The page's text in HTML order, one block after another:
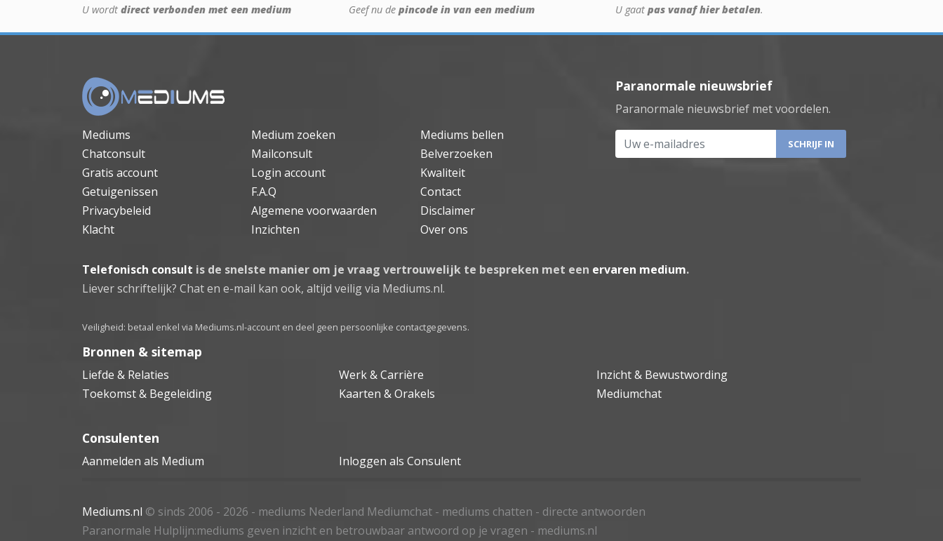
U wordt direct verbonden met een medium
Geef nu de pincode in van een medium
U gaat pas vanaf hier betalen.
Mediums Medium zoeken
Mediums bellen
Chatconsult
Mailconsult
Belverzoeken
Gratis account
Login account
Kwaliteit
Getuigenissen
F.A.Q
Contact
Privacybeleid
Algemene voorwaarden
Disclaimer
Klacht
Inzichten Over ons
Paranormale nieuwsbrief
Paranormale nieuwsbrief met voordelen.
Uw e-mailadres
Telefonisch consult is de snelste manier om je vraag vertrouwelijk te bespreken met een ervaren medium.
Liever schriftelijk? Chat en e-mail kan ook, altijd veilig via Mediums.nl.
Veiligheid: betaal enkel via Mediums.nl-account en deel geen persoonlijke contactgegevens.
Bronnen & sitemap
Liefde & Relaties Werk & Carrière
Inzicht & Bewustwording
Toekomst & Begeleiding
Kaarten & Orakels Mediumchat
Consulenten
Aanmelden als Medium Inloggen als Consulent
Mediums.nl © sinds 2006 - 2026 - mediums Nederland Mediumchat - mediums chatten - directe antwoorden
Paranormale Hulplijn:mediums geven inzicht en betrouwbaar antwoord op je vragen - mediums.nl